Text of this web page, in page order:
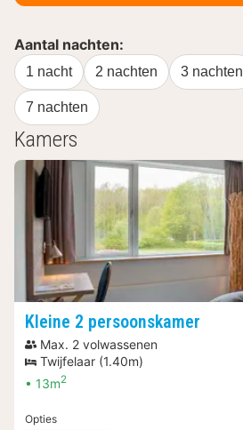
Aantal nachten:
1 nacht 2 nachten 3 nachten
7 nachten
Kamers
Kleine 2 persoonskamer
Max. 2 volwassenen
Twijfelaar (1.40m)
13m2
Opties